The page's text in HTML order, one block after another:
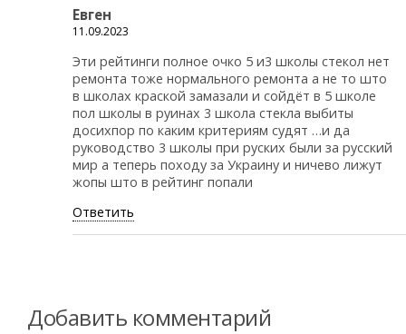
Евген
11.09.2023
Эти рейтинги полное очко 5 и3 школы стекол нет
ремонта тоже нормального ремонта а не то што
в школах краской замазали и сойдёт в 5 школе
пол школы в руинах 3 школа стекла выбиты
досихпор по каким критериям судят …и да
руководство 3 школы при руских были за русский
мир а теперь походу за Украину и ничево лижут
жопы што в рейтинг попали
Ответить
Добавить комментарий